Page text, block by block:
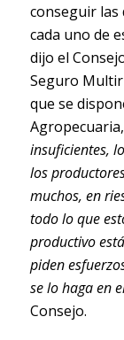
conseguir las
cada uno de
dijo el
Seguro
que se
insuficientes,
los
muchos, en
todo lo que
productivo
piden
se lo haga en
Consejo.